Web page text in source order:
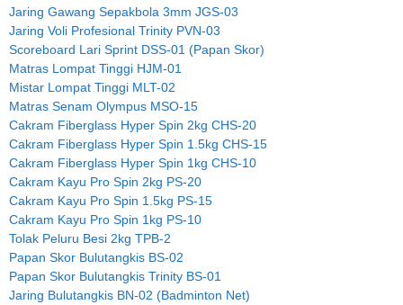
Jaring Gawang Sepakbola 3mm JGS-03
Jaring Voli Profesional Trinity PVN-03
Scoreboard Lari Sprint DSS-01 (Papan Skor)
Matras Lompat Tinggi HJM-01
Mistar Lompat Tinggi MLT-02
Matras Senam Olympus MSO-15
Cakram Fiberglass Hyper Spin 2kg CHS-20
Cakram Fiberglass Hyper Spin 1.5kg CHS-15
Cakram Fiberglass Hyper Spin 1kg CHS-10
Cakram Kayu Pro Spin 2kg PS-20
Cakram Kayu Pro Spin 1.5kg PS-15
Cakram Kayu Pro Spin 1kg PS-10
Tolak Peluru Besi 2kg TPB-2
Papan Skor Bulutangkis BS-02
Papan Skor Bulutangkis Trinity BS-01
Jaring Bulutangkis BN-02 (Badminton Net)